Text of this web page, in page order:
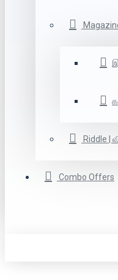
Riddle |
Combo Offers